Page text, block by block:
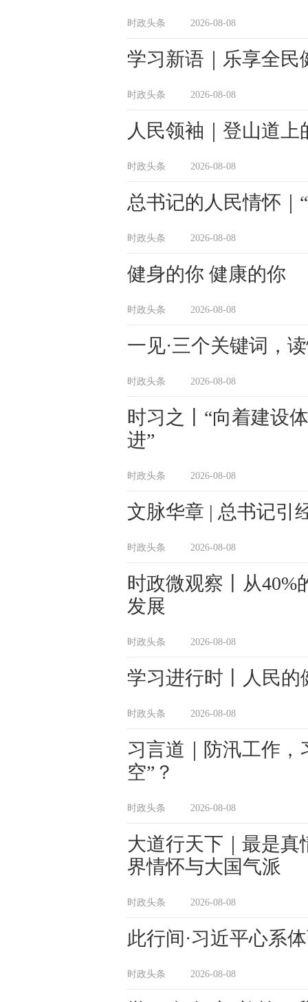
时政头条 2026-08-08
学习新语｜乐享全民
时政头条 2026-08-08
人民领袖｜登山道上
时政头条 2026-08-08
总书记的人民情怀｜
时政头条 2026-08-08
健身的你 健康的你
时政头条 2026-08-08
一见·三个关键词，
时政头条 2026-08-08
时习之丨“向着建设
进”
时政头条 2026-08-08
文脉华章 | 总书记引
时政头条 2026-08-08
时政微观察丨从40%
发展
时政头条 2026-08-08
学习进行时丨人民
时政头条 2026-08-08
习言道｜防汛工作，
空”？
时政头条 2026-08-08
大道行天下｜最是
界情怀与大国气派
时政头条 2026-08-08
此行间·习近平心系
时政头条 2026-08-08